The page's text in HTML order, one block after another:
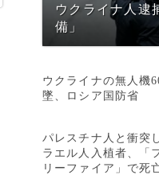
ウクライナ人逮
備」
ウクライナの無人機
墜、ロシア国防省
パレスチナ人と衝突
ラエル人入植者、「
リーファイア」で死